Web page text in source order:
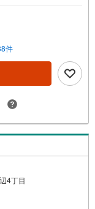
ンよりご予約頂く
種ご相談も承ってお
ランのシミュレー
様へ経験豊富なスタ
件をご紹介させて頂
紹介可能ですのでお気
件
4丁目